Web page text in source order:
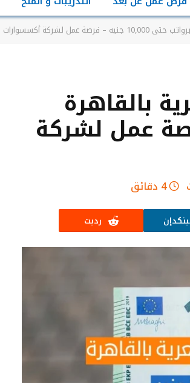
لشركة أكسسوارات
بالقاهرة
جنيه – فرصة عمل لشركة
4 دقائق
رديت